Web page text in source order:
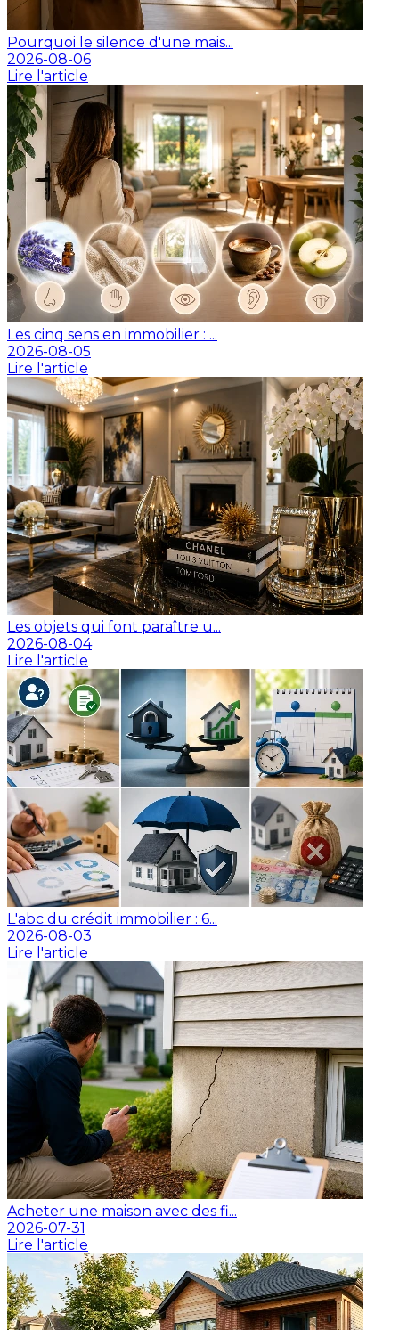
Pourquoi le silence d'une mais...
2026-08-06
Lire l'article
Les cinq sens en immobilier : ...
2026-08-05
Lire l'article
Les objets qui font paraître u...
2026-08-04
Lire l'article
L'abc du crédit immobilier : 6...
2026-08-03
Lire l'article
Acheter une maison avec des fi...
2026-07-31
Lire l'article